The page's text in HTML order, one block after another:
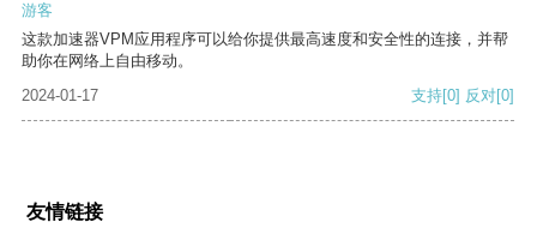
游客
这款加速器VPM应用程序可以给你提供最高速度和安全性的连接，并帮
助你在网络上自由移动。
2024-01-17
支持[0] 反对[0]
友情链接